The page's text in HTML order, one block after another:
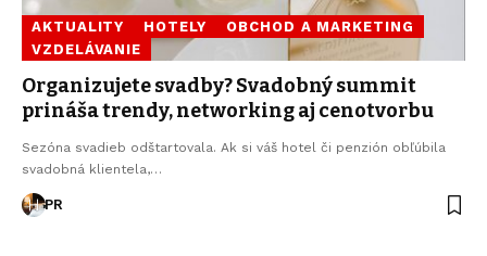
AKTUALITY HOTELY
OBCHOD A MARKETING
VZDELÁVANIE
Organizujete svadby? Svadobný summit
prináša trendy, networking aj cenotvorbu
Sezóna svadieb odštartovala. Ak si váš hotel či penzión obľúbila
svadobná klientela,…
PR